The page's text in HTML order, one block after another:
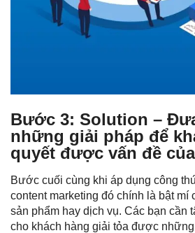
Bước 3: Solution –
những giải pháp để
quyết được vấn đề
Bước cuối cùng khi áp dụng công
content marketing đó chính là bật mí
sản phẩm hay dịch vụ. Các bạn cần
cho khách hàng giải tỏa được